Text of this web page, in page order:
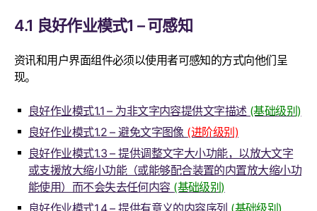
4.1 良好作业模式1 – 可感知
资讯和用户界面组件必须以使用者可感知的方式向他们呈
现。
良好作业模式1.1 – 为非文字内容提供文字描述 (基础级别)
良好作业模式1.2 – 避免文字图像 (进阶级别)
良好作业模式1.3 – 提供调整文字大小功能，以放大文字
或支援放大缩小功能（或能够配合装置的内置放大缩小功
能使用）而不会失去任何内容 (基础级别)
良好作业模式1.4 – 提供有意义的内容序列 (基础级别)